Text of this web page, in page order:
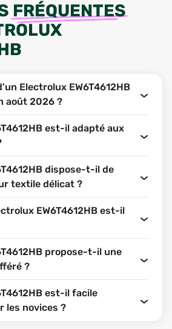
FRÉQUENTES
Electrolux EW6T4612HB
août 2026 ?
est-il adapté aux
dispose-t-il de
textile délicat ?
EW6T4612HB est-il
propose-t-il une
?
est-il facile
les novices ?